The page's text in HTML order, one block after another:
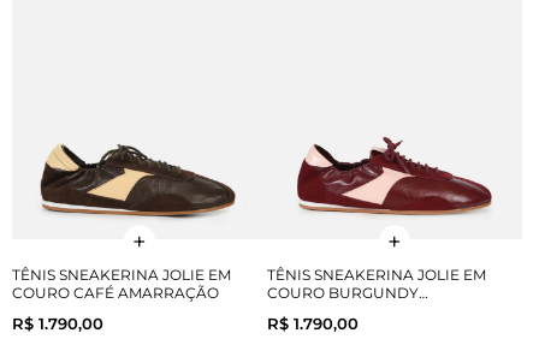
TÊNIS SNEAKERINA JOLIE EM
COURO CAFÉ AMARRAÇÃO
R$ 1.790,00
TÊNIS SNEAKERINA JOLIE EM
COURO BURGUNDY
R$ 1.790,00